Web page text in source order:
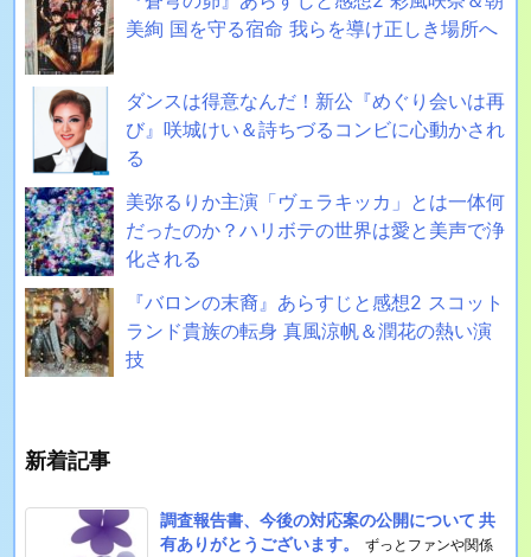
美絢 国を守る宿命 我らを導け正しき場所へ
ダンスは得意なんだ！新公『めぐり会いは再
び』咲城けい＆詩ちづるコンビに心動かされ
る
美弥るりか主演「ヴェラキッカ」とは一体何
だったのか？ハリボテの世界は愛と美声で浄
化される
『バロンの末裔』あらすじと感想2 スコット
ランド貴族の転身 真風涼帆＆潤花の熱い演
技
新着記事
調査報告書、今後の対応案の公開について 共
有ありがとうございます。
ずっとファンや関係